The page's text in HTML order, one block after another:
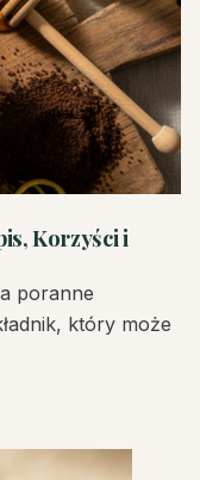
Korzyści i
poranne
który może